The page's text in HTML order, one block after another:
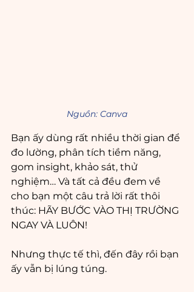
Nguồn: Canva
Bạn ấy dùng rất nhiều thời gian để
đo lường, phân tích tiềm năng,
gom insight, khảo sát, thử
nghiệm… Và tất cả đều đem về
cho bạn một câu trả lời rất thôi
thúc: HÃY BƯỚC VÀO THỊ TRƯỜNG
NGAY VÀ LUÔN!
Nhưng thực tế thì, đến đây rồi bạn
ấy vẫn bị lúng túng.